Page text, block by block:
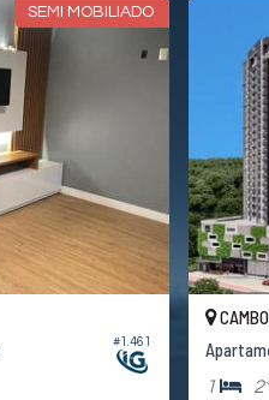
SEMI MOBILIADO
#1.461
1 2